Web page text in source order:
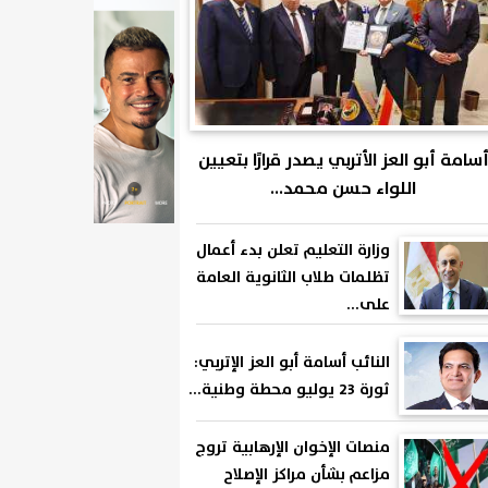
أسامة أبو العز الأتربي يصدر قرارًا بتعيين
اللواء حسن محمد...
وزارة التعليم تعلن بدء أعمال
تظلمات طلاب الثانوية العامة
على...
النائب أسامة أبو العز الإتربي:
ثورة 23 يوليو محطة وطنية...
منصات الإخوان الإرهابية تروج
مزاعم بشأن مراكز الإصلاح